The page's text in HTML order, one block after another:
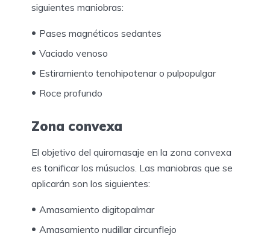
siguientes maniobras:
Pases magnéticos sedantes
Vaciado venoso
Estiramiento tenohipotenar o pulpopulgar
Roce profundo
Zona convexa
El objetivo del quiromasaje en la zona convexa
es tonificar los músuclos. Las maniobras que se
aplicarán son los siguientes:
Amasamiento digitopalmar
Amasamiento nudillar circunflejo